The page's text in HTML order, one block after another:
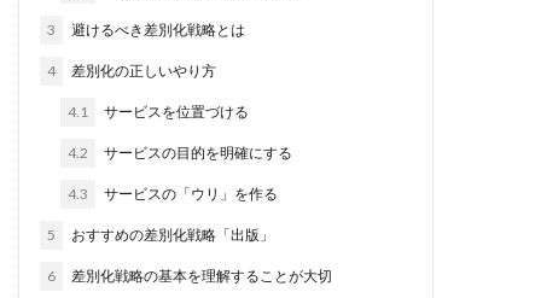
3 避けるべき差別化戦略とは
4 差別化の正しいやり方
4.1 サービスを位置づける
4.2 サービスの目的を明確にする
4.3 サービスの「ウリ」を作る
5 おすすめの差別化戦略「出版」
6 差別化戦略の基本を理解することが大切